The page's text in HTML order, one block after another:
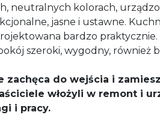
neutralnych kolorach,
jasne i ustawne.
bardzo praktycznie.
szeroki, wygodny, również
zachęca do wejścia i
włożyli w remont i
i pracy.